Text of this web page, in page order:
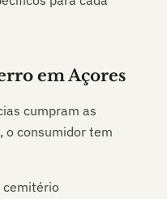
emAçores
cumpram as
, o consumidor tem
cemitério